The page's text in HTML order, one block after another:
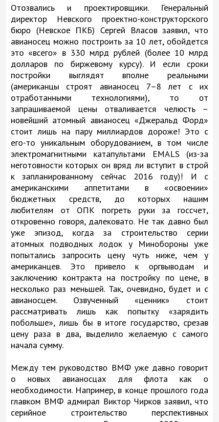
Отозвались и проектировщики. Генеральный
директор Невского проектно-конструкторского
бюро (Невское ПКБ) Сергей Власов заявил, что
авианосец можно построить за 10 лет, обойдется
это «всего» в 330 млрд рублей (более 10 млрд
долларов по биржевому курсу). И если сроки
постройки выглядят вполне реальными
(американцы строят авианосец 7–8 лет с их
отработанными технологиями), то от
запрашиваемой цены отваливается челюсть –
новейший атомный авианосец «Джеральд Форд»
стоит лишь на пару миллиардов дороже! Это с
его-то уникальным оборудованием, в том числе
электромагнитными катапультами EMALS (из-за
неготовности которых он вряд ли вступит в строй
к запланированному сейчас 2016 году)! И с
американскими аппетитами в «освоении»
бюджетных средств, до которых нашим
любителям от ОПК погреть руки за госсчет,
откровенно говоря, далековато. Не так давно был
уже эпизод, когда за строительство серии
атомных подводных лодок у Минобороны уже
попытались запросить цену чуть ниже, чем у
американцев. Это привело к оргвыводам и
заключению контракта на постройку по цене, в
несколько раз меньшей. Так, очевидно, будет и с
авианосцем. Озвученный «ценник» стоит
рассматривать лишь как попытку «зарядить
побольше», лишь бы в итоге государство, срезав
цену раза в два, выделило желаемую с самого
начала сумму.
Между тем руководство ВМФ уже давно говорит
о новых авианосцах для флота как о
необходимости. Например, в конце прошлого года
главком ВМФ адмирал Виктор Чирков заявил, что
серийное строительство перспективных